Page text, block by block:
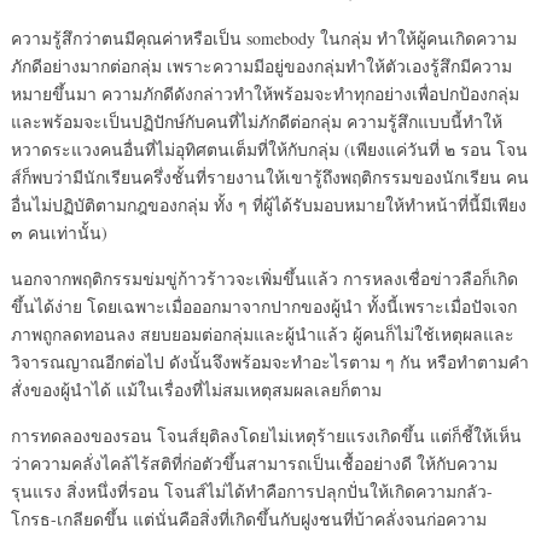
ความรู้สึกว่าตนมีคุณค่าหรือเป็น somebody ในกลุ่ม ทำให้ผู้คนเกิดความ
ภักดีอย่างมากต่อกลุ่ม เพราะความมีอยู่ของกลุ่มทำให้ตัวเองรู้สึกมีความ
หมายขึ้นมา ความภักดีดังกล่าวทำให้พร้อมจะทำทุกอย่างเพื่อปกป้องกลุ่ม
และพร้อมจะเป็นปฏิปักษ์กับคนที่ไม่ภักดีต่อกลุ่ม ความรู้สึกแบบนี้ทำให้
หวาดระแวงคนอื่นที่ไม่อุทิศตนเต็มที่ให้กับกลุ่ม (เพียงแค่วันที่ ๒ รอน โจน
ส์ก็พบว่ามีนักเรียนครึ่งชั้นที่รายงานให้เขารู้ถึงพฤติกรรมของนักเรียน คน
อื่นไม่ปฏิบัติตามกฎของกลุ่ม ทั้ง ๆ ที่ผู้ได้รับมอบหมายให้ทำหน้าที่นี้มีเพียง
๓ คนเท่านั้น)
นอกจากพฤติกรรมข่มขู่ก้าวร้าวจะเพิ่มขึ้นแล้ว การหลงเชื่อข่าวลือก็เกิด
ขึ้นได้ง่าย โดยเฉพาะเมื่อออกมาจากปากของผู้นำ ทั้งนี้เพราะเมื่อปัจเจก
ภาพถูกลดทอนลง สยบยอมต่อกลุ่มและผู้นำแล้ว ผู้คนก็ไม่ใช้เหตุผลและ
วิจารณญาณอีกต่อไป ดังนั้นจึงพร้อมจะทำอะไรตาม ๆ กัน หรือทำตามคำ
สั่งของผู้นำได้ แม้ในเรื่องที่ไม่สมเหตุสมผลเลยก็ตาม
การทดลองของรอน โจนส์ยุติลงโดยไม่เหตุร้ายแรงเกิดขึ้น แต่ก็ชี้ให้เห็น
ว่าความคลั่งไคล้ไร้สติที่ก่อตัวขึ้นสามารถเป็นเชื้ออย่างดี ให้กับความ
รุนแรง สิ่งหนึ่งที่รอน โจนส์ไม่ได้ทำคือการปลุกปั่นให้เกิดความกลัว-
โกรธ-เกลียดขึ้น แต่นั่นคือสิ่งที่เกิดขึ้นกับฝูงชนที่บ้าคลั่งจนก่อความ